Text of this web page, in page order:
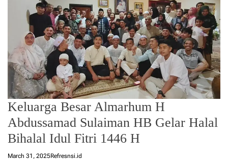
Keluarga Besar Almarhum H
Abdussamad Sulaiman HB Gelar Halal
Bihalal Idul Fitri 1446 H
March 31, 2025Refresnsi.id